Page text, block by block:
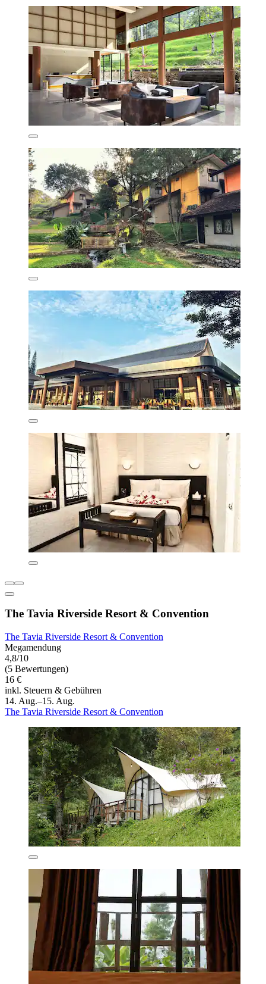
The Tavia Riverside Resort & Convention
The Tavia Riverside Resort & Convention
Megamendung
4,8/10
(5 Bewertungen)
16 €
inkl. Steuern & Gebühren
14. Aug.–15. Aug.
The Tavia Riverside Resort & Convention